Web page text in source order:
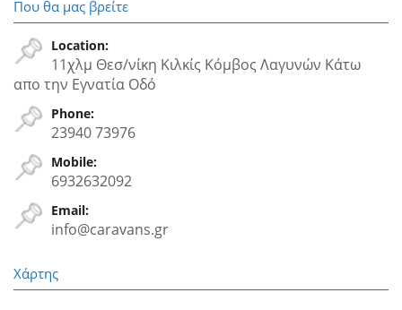
Που θα μας βρείτε
Location:
11χλμ Θεσ/νίκη Κιλκίς Κόμβος Λαγυνών Κάτω
απο την Εγνατία Oδό
Phone:
23940 73976
Mobile:
6932632092
Email:
info@caravans.gr
Χάρτης